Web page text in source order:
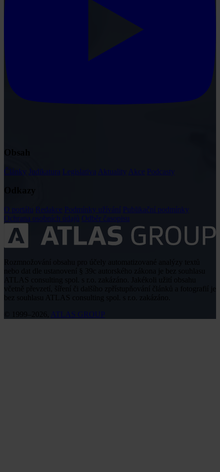
Články Judikatura Legislativa Aktuality Akce Podcasty
O portálu Redakce Podmínky užívání Publikační podmínky
Ochrana osobních údajů Odběr časopisu
včetně převzetí, šíření či dalšího zpřístupňování článků a fotografií je
ATLAS GROUP